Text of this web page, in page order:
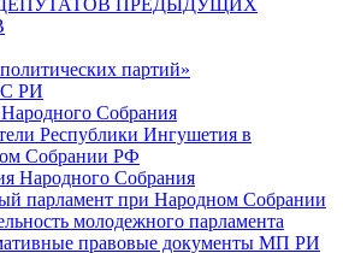
ПРЕДЫДУЩИХ
партий»
РИ
Собрания
Республики Ингушетия в
Собрании РФ
Народного Собрания
парламент при Народном Собрании
молодежного парламента
правовые документы МП РИ